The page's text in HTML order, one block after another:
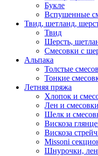
Букле
Вспушенные
Твид, шетланд,
Твид
Шерсть,
Смесовки с
Альпака
Толстые
Тонкие
Летняя пряжа
Хлопок и
Лен и смесовки
Шелк и
Вискоза
Вискоза
Missoni
Шнурочки,